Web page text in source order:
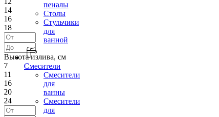
пеналы
Столы
Стульчики
для
ванной
Смесители
Смесители
для
ванны
Смесители
для
14
16
18
Высота излива, см
7
11
16
20
24